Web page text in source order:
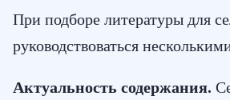
При подборе литературы для
руководствоваться
Актуальность содержания.